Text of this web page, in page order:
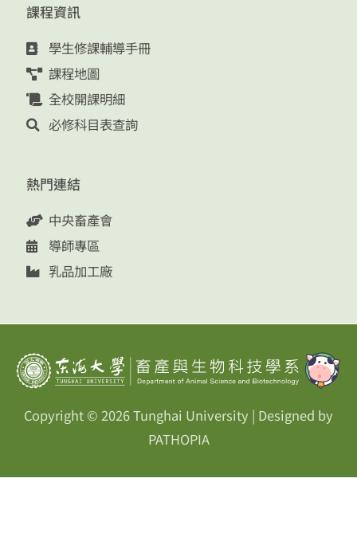
課程資訊
學生修課輔導手冊
課程地圖
全校開課明細
必修科目表查詢
熱門連結
中央畜產會
導師專區
乳品加工廠
Copyright © 2026Tunghai University | Designed by
PATHOPIA